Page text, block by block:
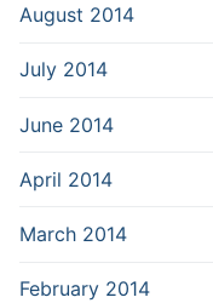
August 2014
July 2014
June 2014
April 2014
March 2014
February 2014